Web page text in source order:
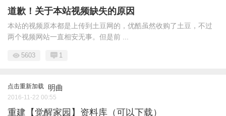
道歉！关于本站视频缺失的原因
本站的视频原本都是上传到土豆网的，优酷虽然收购了土豆，不过
两个视频网站一直相安无事。但是前 ...
5603 1
点击重新加载 明曲
2016-11-22 00:55
重建【觉醒家园】资料库（可以下载）